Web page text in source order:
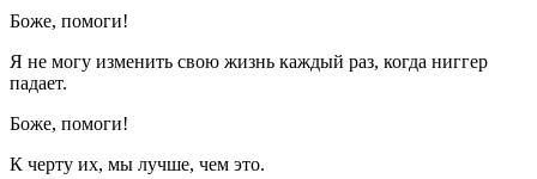
Боже, помоги!
Я не могу изменить свою жизнь каждый раз, когда ниггер
падает.
Боже, помоги!
К черту их, мы лучше, чем это.